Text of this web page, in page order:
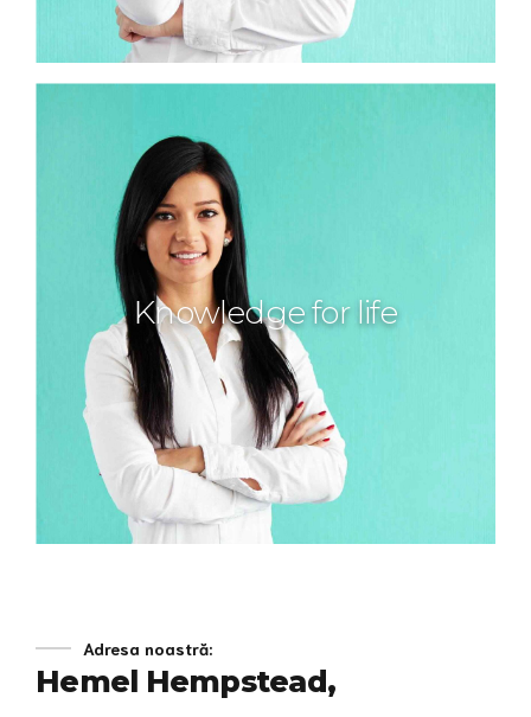
Knowledge for life
Adresa noastră:
Hemel Hempstead,